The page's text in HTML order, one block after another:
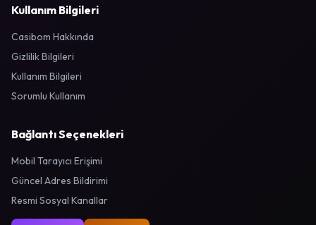
Kullanım Bilgileri
Casibom Hakkında
Gizlilik Bilgileri
Kullanım Bilgileri
Sorumlu Kullanım
Bağlantı Seçenekleri
Mobil Tarayıcı Erişimi
Güncel Adres Bildirimi
Resmi Sosyal Kanallar